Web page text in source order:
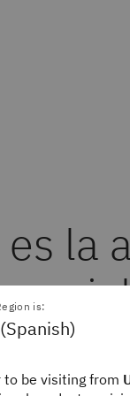
es la
negocio
is:
to be visiting from